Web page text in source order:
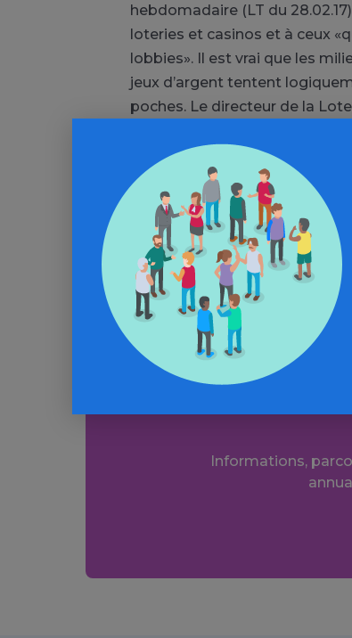
hebdomadaire (LT du
loteries et casinos et à ceux
lobbies». Il est vrai que les
jeux d’argent tentent
poches. Le directeur de la
patiemment construit une
patrimoine, à l’éducation ou
15.02.17).
Pour voir la suite de l’article
Aller plus loin
Informations,